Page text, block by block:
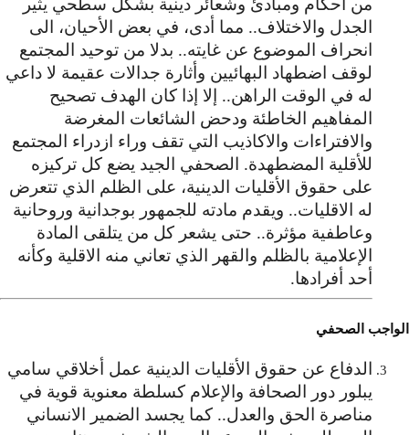
من أحكام ومبادئ وشعائر دينية بشكل سطحي يثير
الجدل والاختلاف.. مما أدى، في بعض الأحيان، الى
انحراف الموضوع عن غايته.. بدلا من توحيد المجتمع
لوقف اضطهاد البهائيين وأثارة جدالات عقيمة لا داعي
له في الوقت الراهن.. إلا إذا كان الهدف تصحيح
المفاهيم الخاطئة ودحض الشائعات المغرضة
والافتراءات والاكاذيب التي تقف وراء ازدراء المجتمع
للأقلية المضطهدة. الصحفي الجيد يضع كل تركيزه
على حقوق الأقليات الدينية، على الظلم الذي تتعرض
له الاقليات.. ويقدم مادته للجمهور بوجدانية وروحانية
وعاطفية مؤثرة.. حتى يشعر كل من يتلقى المادة
الإعلامية بالظلم والقهر الذي تعاني منه الاقلية وكأنه
أحد أفرادها.
الواجب الصحفي
الدفاع عن حقوق الأقليات الدينية عمل أخلاقي سامي
يبلور دور الصحافة والإعلام كسلطة معنوية قوية في
مناصرة الحق والعدل.. كما يجسد الضمير الانساني